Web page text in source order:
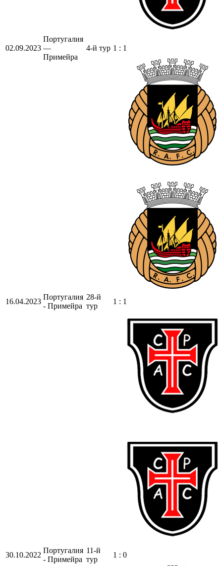
02.09.2023
Португалия
—
Примейра
4-й тур 1 : 1
16.04.2023
Португалия
- Примейра
28-й
тур
1 : 1
30.10.2022
Португалия
- Примейра
11-й
тур
1 : 0